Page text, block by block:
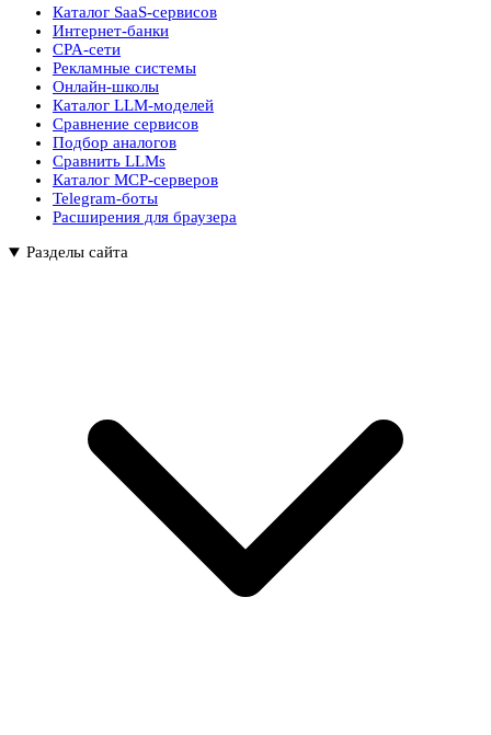
Каталог SaaS-сервисов
Интернет-банки
CPA-сети
Рекламные системы
Онлайн-школы
Каталог LLM-моделей
Сравнение сервисов
Подбор аналогов
Сравнить LLMs
Каталог MCP-серверов
Telegram-боты
Расширения для браузера
Разделы сайта